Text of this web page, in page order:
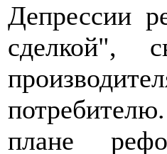
Депрессии
сделкой",
плане